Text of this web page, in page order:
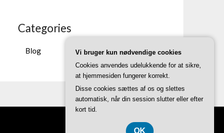
Categories
Blog
Vi bruger kun nødvendige cookies
Cookies anvendes udelukkende for at sikre,
at hjemmesiden fungerer korrekt.
Disse cookies sættes af os og slettes
automatisk, når din session slutter eller efter
kort tid.
OK